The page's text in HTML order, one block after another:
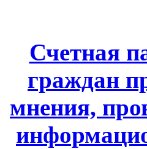
Счетная
граждан
мнения,